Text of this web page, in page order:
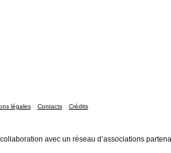
légales Contacts Crédits
avec un réseau d’associations